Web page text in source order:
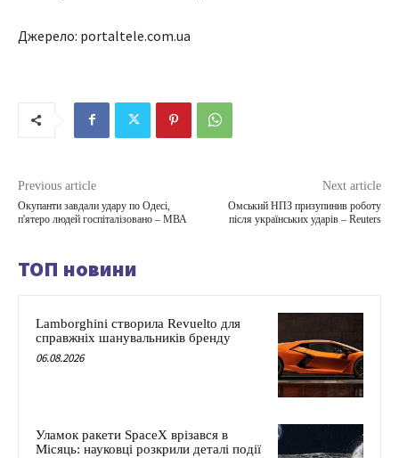
Джерело: portaltele.com.ua
Previous article
Окупанти завдали удару по Одесі,
п'ятеро людей госпіталізовано – МВА
Next article
Омський НПЗ призупинив роботу
після українських ударів – Reuters
ТОП новини
Lamborghini створила Revuelto для
справжніх шанувальників бренду
06.08.2026
Уламок ракети SpaceX врізався в
Місяць: науковці розкрили деталі події